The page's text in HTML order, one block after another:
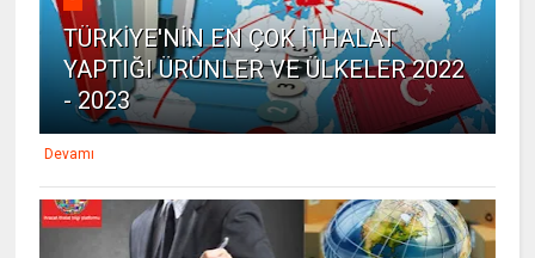
TÜRKİYE'NİN EN ÇOK İTHALAT
YAPTIĞI ÜRÜNLER VE ÜLKELER 2022
- 2023
Devamı